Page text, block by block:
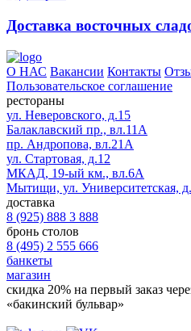
Доставка восточных
О НАС Вакансии Контакты
Пользовательское соглашение
рестораны
ул. Неверовского, д.15
Балаклавский пр., вл.11А
пр. Андропова, вл.21А
ул. Стартовая, д.12
МКАД, 19-ый км., вл.6А
Мытищи, ул. Университетская,
доставка
8 (925) 888 3 888
бронь столов
8 (495) 2 555 666
банкеты
магазин
скидка 20% на первый заказ
«бакинский бульвар»